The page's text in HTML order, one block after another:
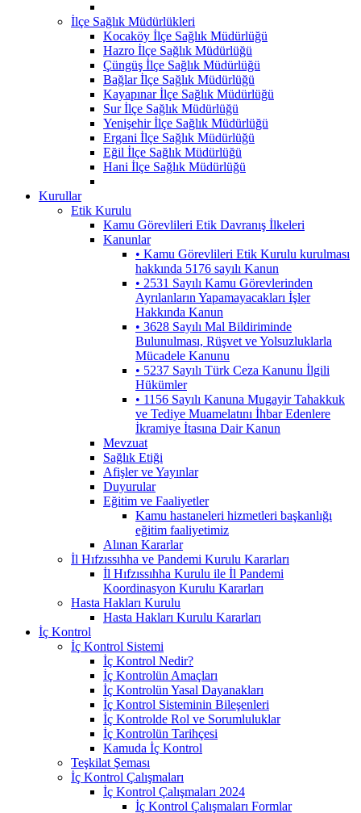
İlçe Sağlık Müdürlükleri
Kocaköy İlçe Sağlık Müdürlüğü
Hazro İlçe Sağlık Müdürlüğü
Çüngüş İlçe Sağlık Müdürlüğü
Bağlar İlçe Sağlık Müdürlüğü
Kayapınar İlçe Sağlık Müdürlüğü
Sur İlçe Sağlık Müdürlüğü
Yenişehir İlçe Sağlık Müdürlüğü
Ergani İlçe Sağlık Müdürlüğü
Eğil İlçe Sağlık Müdürlüğü
Hani İlçe Sağlık Müdürlüğü
Kurullar
Etik Kurulu
Kamu Görevlileri Etik Davranış İlkeleri
Kanunlar
• Kamu Görevlileri Etik Kurulu kurulması
hakkında 5176 sayılı Kanun
• 2531 Sayılı Kamu Görevlerinden
Ayrılanların Yapamayacakları İşler
Hakkında Kanun
• 3628 Sayılı Mal Bildiriminde
Bulunulması, Rüşvet ve Yolsuzluklarla
Mücadele Kanunu
• 5237 Sayılı Türk Ceza Kanunu İlgili
Hükümler
• 1156 Sayılı Kanuna Mugayir Tahakkuk
ve Tediye Muamelatını İhbar Edenlere
İkramiye İtasına Dair Kanun
Mevzuat
Sağlık Etiği
Afişler ve Yayınlar
Duyurular
Eğitim ve Faaliyetler
Kamu hastaneleri hizmetleri başkanlığı
eğitim faaliyetimiz
Alınan Kararlar
İl Hıfzıssıhha ve Pandemi Kurulu Kararları
İl Hıfzıssıhha Kurulu ile İl Pandemi
Koordinasyon Kurulu Kararları
Hasta Hakları Kurulu
Hasta Hakları Kurulu Kararları
İç Kontrol
İç Kontrol Sistemi
İç Kontrol Nedir?
İç Kontrolün Amaçları
İç Kontrolün Yasal Dayanakları
İç Kontrol Sisteminin Bileşenleri
İç Kontrolde Rol ve Sorumluluklar
İç Kontrolün Tarihçesi
Kamuda İç Kontrol
Teşkilat Şeması
İç Kontrol Çalışmaları
İç Kontrol Çalışmaları 2024
İç Kontrol Çalışmaları Formlar